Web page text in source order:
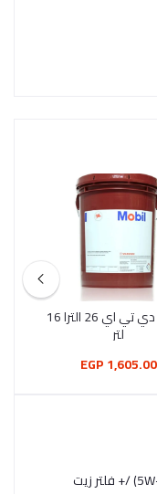
موبيل دي تي اي 26 الترا 16
لتر
1,605.00 EGP